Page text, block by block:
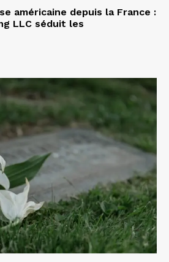
américaine depuis la France :
LLC séduit les